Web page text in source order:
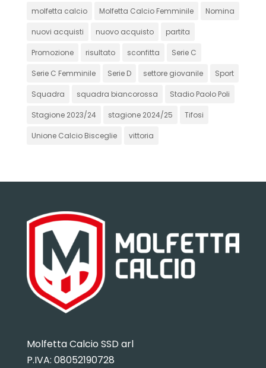
molfetta calcio Molfetta Calcio Femminile Nomina
nuovi acquisti nuovo acquisto partita
Promozione risultato sconfitta Serie C
Serie C Femminile Serie D settore giovanile Sport
Squadra squadra biancorossa Stadio Paolo Poli
Stagione 2023/24 stagione 2024/25 Tifosi
Unione Calcio Bisceglie vittoria
Molfetta Calcio SSD arl
P.IVA: 08052190728